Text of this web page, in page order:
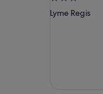
Sterne-
Lyme Regis